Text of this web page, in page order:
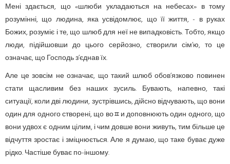
Мені здається, що «шлюби укладаються на небесах» в тому
розумінні, що людина, яка усвідомлює, що її життя, - в руках
Божих, розуміє і те, що шлюб для неї не випадковість. Тобто, якщо
люди, підійшовши до цього серйозно, створили сім’ю, то це
означає, що Господь з’єднав їх.
Але це зовсім не означає, що такий шлюб обов’язково повинен
стати щасливим без наших зусиль. Бувають, напевно, такі
ситуації, коли дві людини, зустрівшись, дійсно відчувають, що вони
один для одного створені, що воﾽи доповнюють один одного, що
вони удвох є одним цілим, і чим довше вони живуть, тим більше це
відчуття зростає і зміцнюється. Але я думаю, що таке буває дуже
рідко. Частіше буває по-іншому.